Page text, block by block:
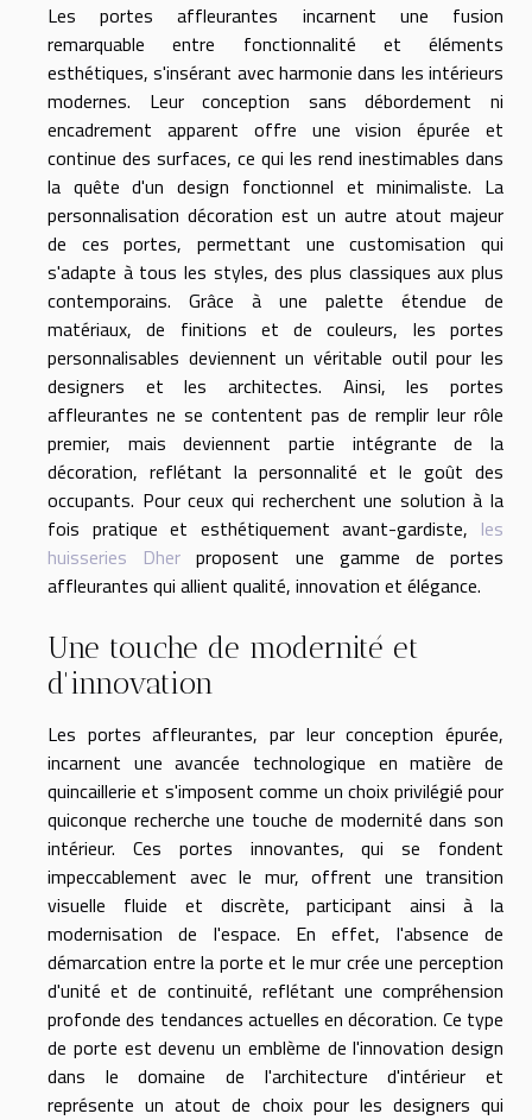
Les portes affleurantes incarnent une fusion
remarquable entre fonctionnalité et éléments
esthétiques, s'insérant avec harmonie dans les intérieurs
modernes. Leur conception sans débordement ni
encadrement apparent offre une vision épurée et
continue des surfaces, ce qui les rend inestimables dans
la quête d'un design fonctionnel et minimaliste. La
personnalisation décoration est un autre atout majeur
de ces portes, permettant une customisation qui
s'adapte à tous les styles, des plus classiques aux plus
contemporains. Grâce à une palette étendue de
matériaux, de finitions et de couleurs, les portes
personnalisables deviennent un véritable outil pour les
designers et les architectes. Ainsi, les portes
affleurantes ne se contentent pas de remplir leur rôle
premier, mais deviennent partie intégrante de la
décoration, reflétant la personnalité et le goût des
occupants. Pour ceux qui recherchent une solution à la
fois pratique et esthétiquement avant-gardiste, les
huisseries Dher proposent une gamme de portes
affleurantes qui allient qualité, innovation et élégance.
Une touche de modernité et
d'innovation
Les portes affleurantes, par leur conception épurée,
incarnent une avancée technologique en matière de
quincaillerie et s'imposent comme un choix privilégié pour
quiconque recherche une touche de modernité dans son
intérieur. Ces portes innovantes, qui se fondent
impeccablement avec le mur, offrent une transition
visuelle fluide et discrète, participant ainsi à la
modernisation de l'espace. En effet, l'absence de
démarcation entre la porte et le mur crée une perception
d'unité et de continuité, reflétant une compréhension
profonde des tendances actuelles en décoration. Ce type
de porte est devenu un emblème de l'innovation design
dans le domaine de l'architecture d'intérieur et
représente un atout de choix pour les designers qui